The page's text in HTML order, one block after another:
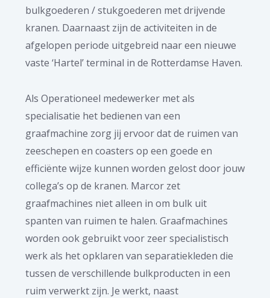
bulkgoederen / stukgoederen met drijvende
kranen. Daarnaast zijn de activiteiten in de
afgelopen periode uitgebreid naar een nieuwe
vaste ‘Hartel’ terminal in de Rotterdamse Haven.
Als Operationeel medewerker met als
specialisatie het bedienen van een
graafmachine zorg jij ervoor dat de ruimen van
zeeschepen en coasters op een goede en
efficiënte wijze kunnen worden gelost door jouw
collega’s op de kranen. Marcor zet
graafmachines niet alleen in om bulk uit
spanten van ruimen te halen. Graafmachines
worden ook gebruikt voor zeer specialistisch
werk als het opklaren van separatiekleden die
tussen de verschillende bulkproducten in een
ruim verwerkt zijn. Je werkt, naast